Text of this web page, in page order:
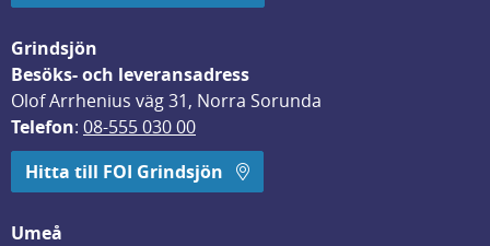
Grindsjön
Besöks- och leveransadress
Olof Arrhenius väg 31, Norra Sorunda
Telefon: 08-555 030 00
Hitta till FOI Grindsjön
Umeå